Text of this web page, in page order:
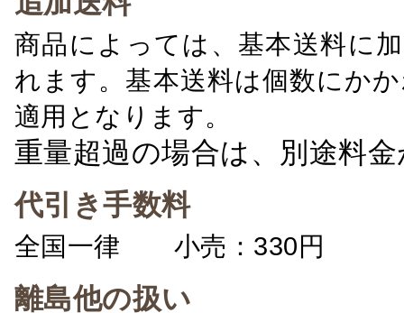
商品によっては、基本送料に
れます。基本送料は個数にか
適用となります。
重量超過の場合は、別途料
代引き手数料
全国一律 小売：330円 卸
離島他の扱い